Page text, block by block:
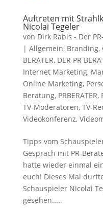
Auftreten mit
Nicolai Tegeler
von Dirk Rabis - Der
| Allgemein, Branding,
BERATER, DER PR
Internet Marketing,
Online Marketing,
Beratung, PRBERATER,
TV-Moderatoren, TV-
Videokonferenz,
Tipps vom
Gespräch mit PR-
hatte wieder einmal
euch! Dieses Mal
Schauspieler Nicolai
gesehen.....